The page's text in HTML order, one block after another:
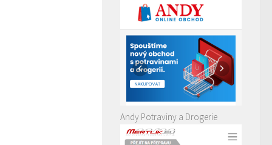
Andy Potraviny a Drogerie